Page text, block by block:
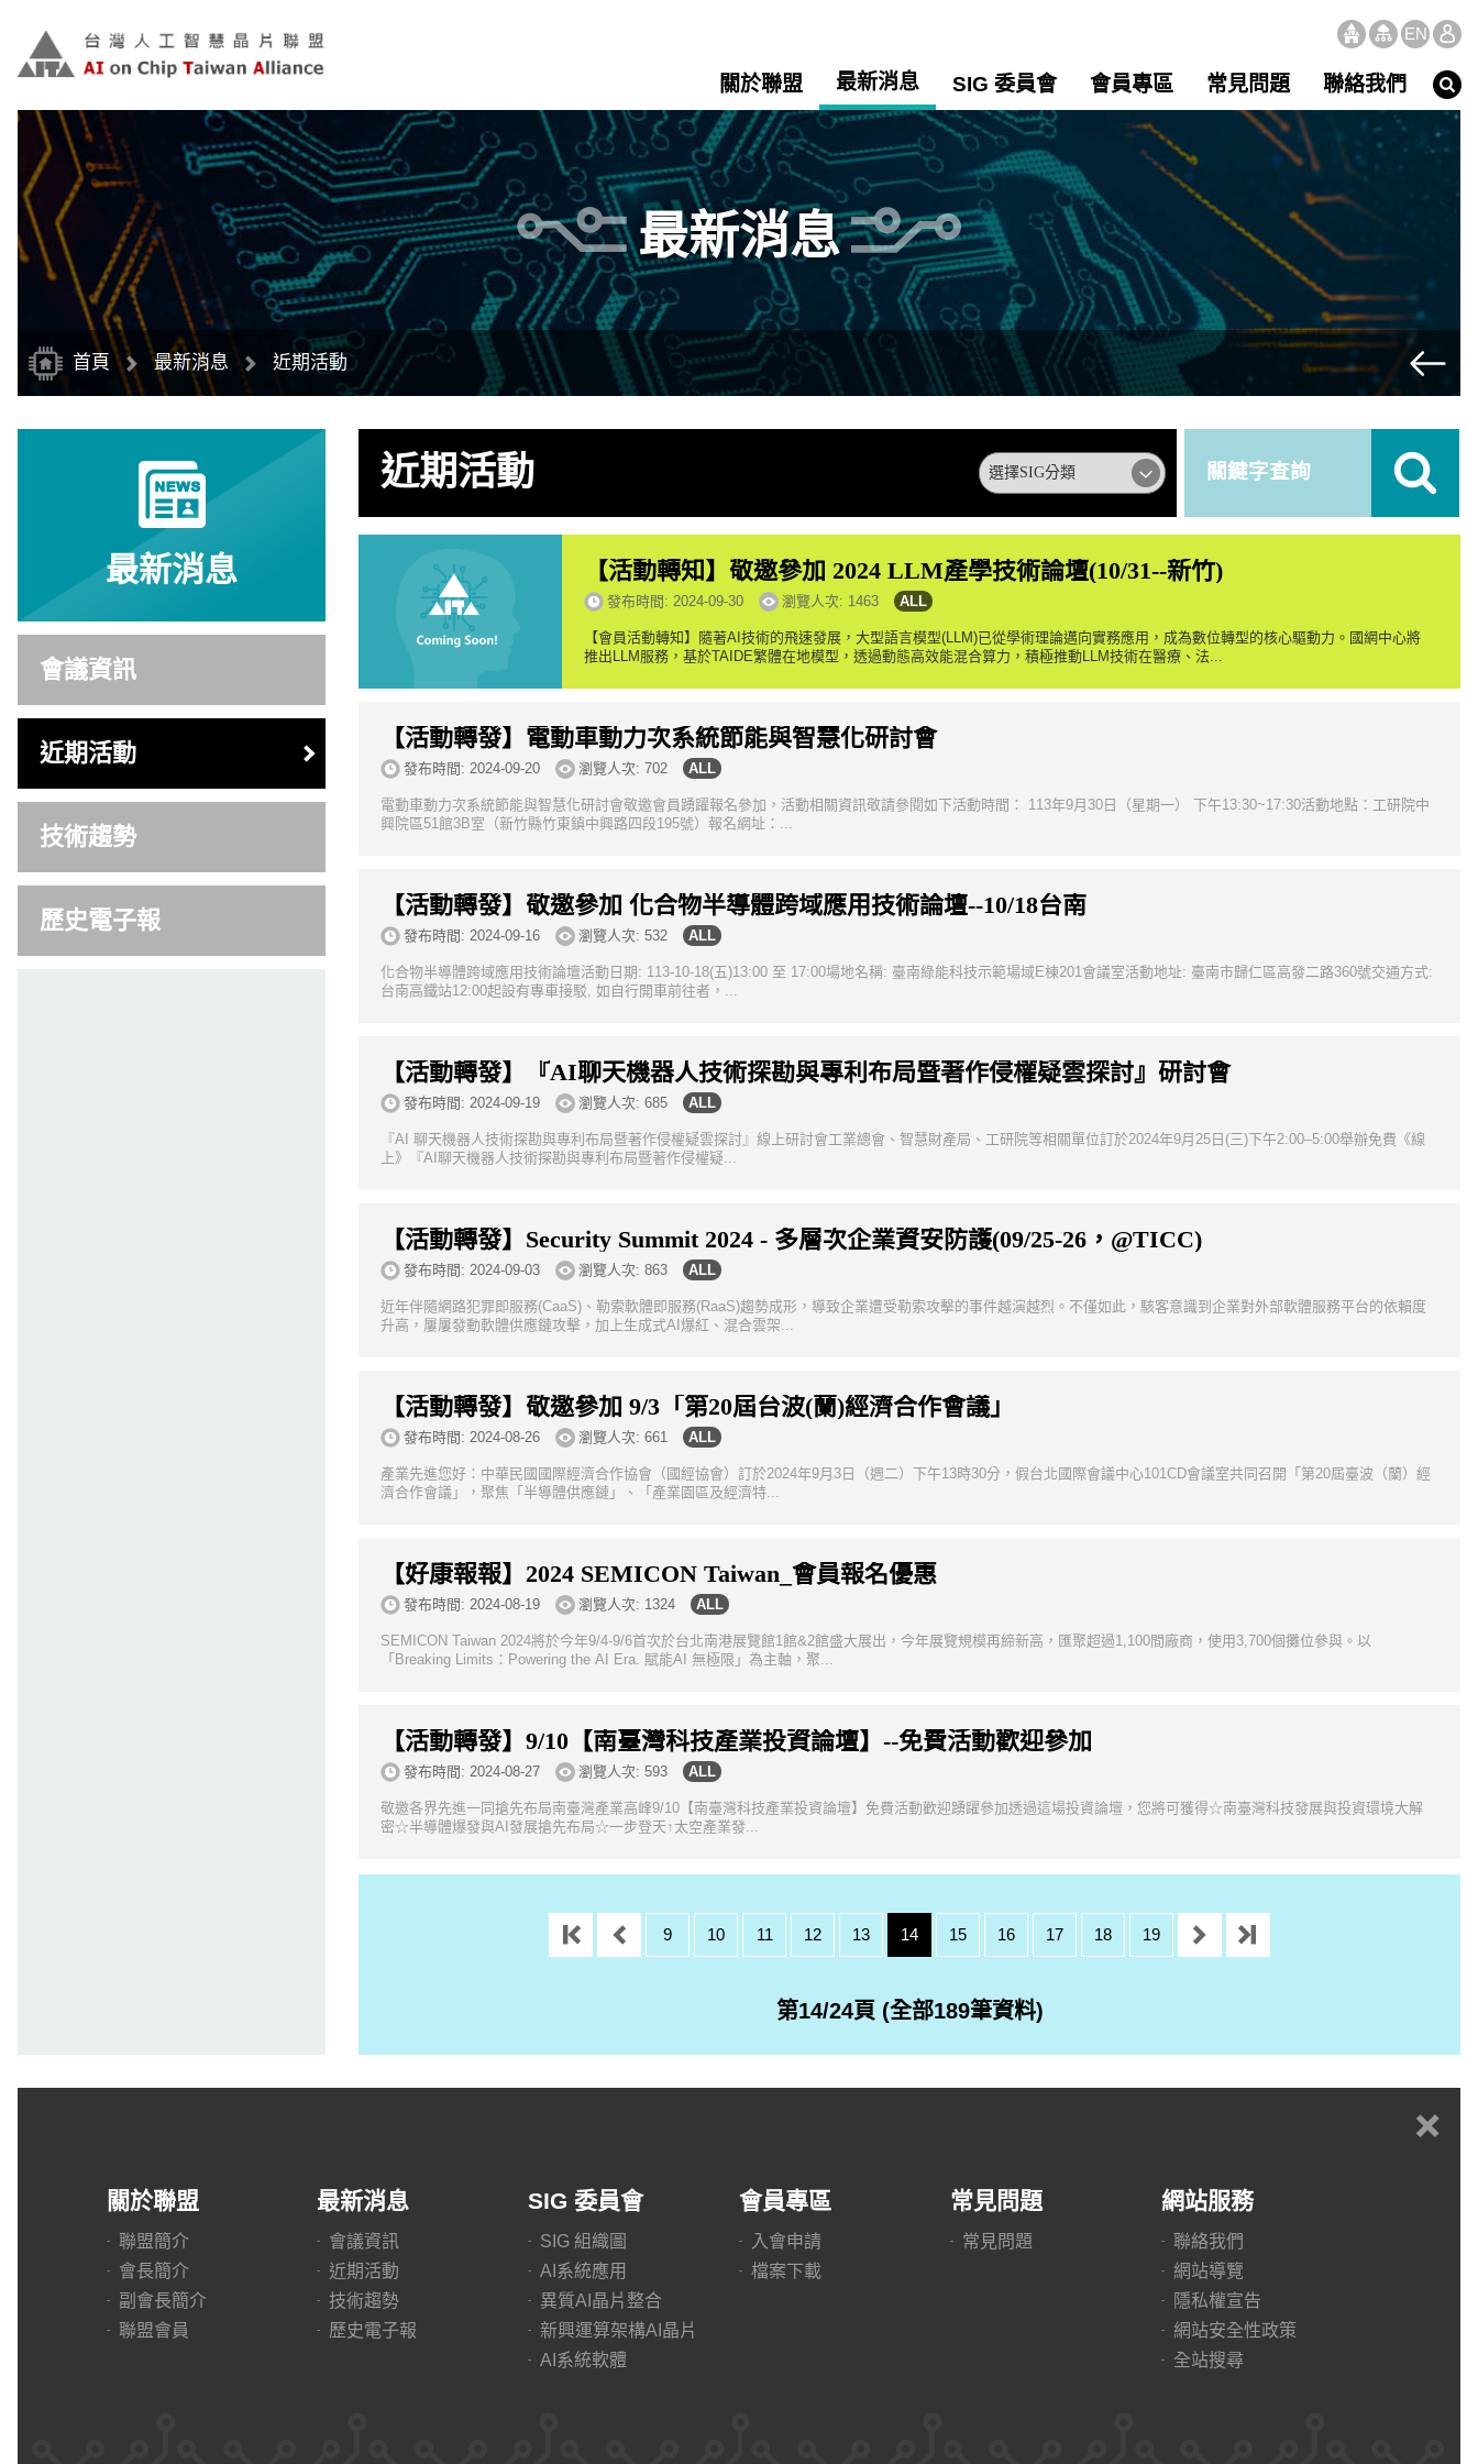
EN
關於聯盟 最新消息 SIG 委員會 會員專區 常見問題 聯絡我們
最新消息
首頁 最新消息 近期活動
最新消息
會議資訊
近期活動
技術趨勢
歷史電子報
近期活動
【活動轉知】敬邀參加 2024 LLM產學技術論壇(10/31--新竹)
發布時間: 2024-09-30 瀏覽人次: 1463
【會員活動轉知】隨著AI技術的飛速發展，大型語言模型(LLM)已從學術理論邁向實務應用，成為數位轉型的核心驅動力。國網中心將
推出LLM服務，基於TAIDE繁體在地模型，透過動態高效能混合算力，積極推動LLM技術在醫療、法...
【活動轉發】電動車動力次系統節能與智慧化研討會
發布時間: 2024-09-20 瀏覽人次: 702
電動車動力次系統節能與智慧化研討會敬邀會員踴躍報名參加，活動相關資訊敬請參閱如下活動時間： 113年9月30日（星期一） 下午13:30~17:30活動地點：工研院中
興院區51館3B室（新竹縣竹東鎮中興路四段195號）報名網址：...
【活動轉發】敬邀參加 化合物半導體跨域應用技術論壇--10/18台南
發布時間: 2024-09-16 瀏覽人次: 532
化合物半導體跨域應用技術論壇活動日期: 113-10-18(五)13:00 至 17:00場地名稱: 臺南綠能科技示範場域E棟201會議室活動地址: 臺南市歸仁區高發二路360號交通方式:
台南高鐵站12:00起設有專車接駁, 如自行開車前往者，...
【活動轉發】『AI聊天機器人技術探勘與專利布局暨著作侵權疑雲探討』研討會
發布時間: 2024-09-19 瀏覽人次: 685
『AI 聊天機器人技術探勘與專利布局暨著作侵權疑雲探討』線上研討會工業總會、智慧財產局、工研院等相關單位訂於2024年9月25日(三)下午2:00–5:00舉辦免費《線
上》『AI聊天機器人技術探勘與專利布局暨著作侵權疑...
【活動轉發】Security Summit 2024 - 多層次企業資安防護(09/25-26，@TICC)
發布時間: 2024-09-03 瀏覽人次: 863
近年伴隨網路犯罪即服務(CaaS)、勒索軟體即服務(RaaS)趨勢成形，導致企業遭受勒索攻擊的事件越演越烈。不僅如此，駭客意識到企業對外部軟體服務平台的依賴度
升高，屢屢發動軟體供應鏈攻擊，加上生成式AI爆紅、混合雲架...
【活動轉發】敬邀參加 9/3「第20屆台波(蘭)經濟合作會議」
發布時間: 2024-08-26 瀏覽人次: 661
產業先進您好：中華民國國際經濟合作協會（國經協會）訂於2024年9月3日（週二）下午13時30分，假台北國際會議中心101CD會議室共同召開「第20屆臺波（蘭）經
濟合作會議」，聚焦「半導體供應鏈」、「產業園區及經濟特...
【好康報報】2024 SEMICON Taiwan_會員報名優惠
發布時間: 2024-08-19 瀏覽人次: 1324
SEMICON Taiwan 2024將於今年9/4-9/6首次於台北南港展覽館1館&2館盛大展出，今年展覽規模再締新高，匯聚超過1,100間廠商，使用3,700個攤位參與。以
「Breaking Limits：Powering the AI Era. 賦能AI 無極限」為主軸，聚...
【活動轉發】9/10【南臺灣科技產業投資論壇】--免費活動歡迎參加
發布時間: 2024-08-27 瀏覽人次: 593
敬邀各界先進一同搶先布局南臺灣產業高峰9/10【南臺灣科技產業投資論壇】免費活動歡迎踴躍參加透過這場投資論壇，您將可獲得☆南臺灣科技發展與投資環境大解
密☆半導體爆發與AI發展搶先布局☆一步登天↑太空產業發...
9 10 11 12 13 14 15 16 17 18 19
第14/24頁 (全部189筆資料)
+
關於聯盟
聯盟簡介
會長簡介
副會長簡介
聯盟會員
最新消息
會議資訊
近期活動
技術趨勢
歷史電子報
SIG 委員會
SIG 組織圖
AI系統應用
異質AI晶片整合
新興運算架構AI晶片
AI系統軟體
會員專區
入會申請
檔案下載
常見問題
常見問題
網站服務
聯絡我們
網站導覽
隱私權宣告
網站安全性政策
全站搜尋